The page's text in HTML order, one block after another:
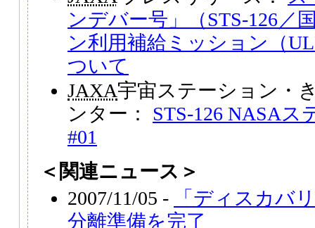
ンデバー号」（STS-126／
ン利用補給ミッション（
ついて
JAXA宇宙ステーション・
ンター： STS-126 NASA
#01
＜関連ニュース＞
2007/11/05 -
「ディスカバ
分離準備を完了